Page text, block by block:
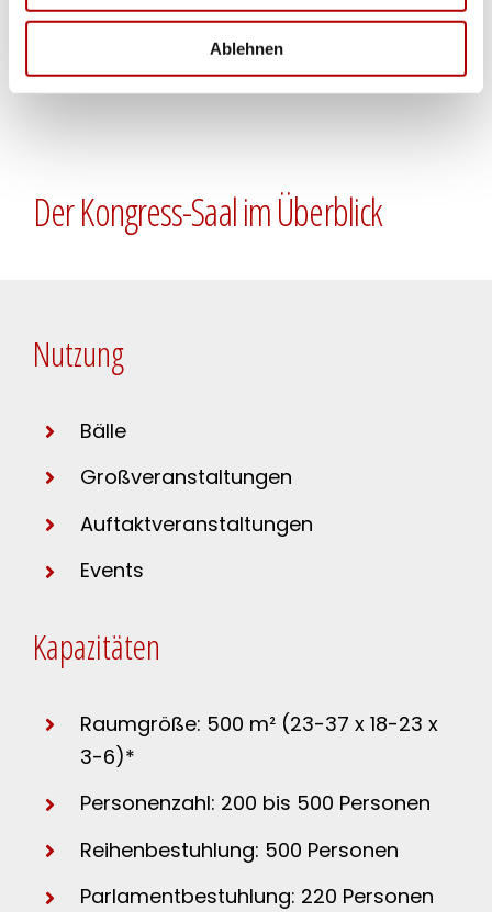
Ablehnen
Der Kongress-Saal im Überblick
Nutzung
Bälle
Großveranstaltungen
Auftaktveranstaltungen
Events
Kapazitäten
Raumgröße: 500 m² (23-37 x 18-23 x
3-6)*
Personenzahl: 200 bis 500 Personen
Reihenbestuhlung: 500 Personen
Parlamentbestuhlung: 220 Personen